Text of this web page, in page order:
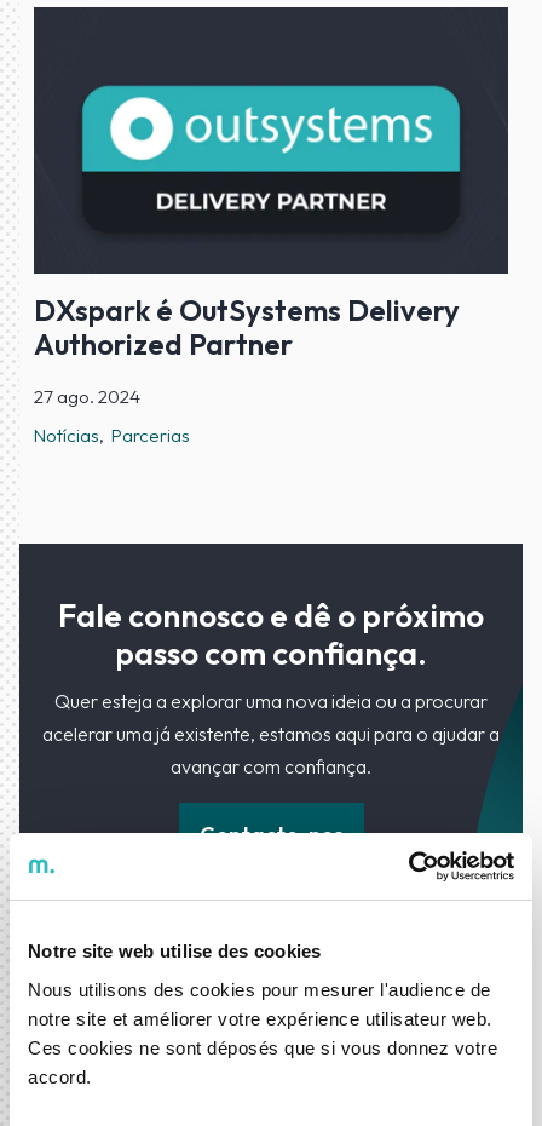
Notre site web utilise des cookies
Nous utilisons des cookies pour mesurer l'audience de
notre site et améliorer votre expérience utilisateur web.
Ces cookies ne sont déposés que si vous donnez votre
accord.
DXspark é OutSystems Delivery
Authorized Partner
27 ago. 2024
Notícias Parcerias
Fale connosco e dê o próximo
passo com confiança.
Quer esteja a explorar uma nova ideia ou a procurar
acelerar uma já existente, estamos aqui para o ajudar a
avançar com confiança.
Contacte-nos